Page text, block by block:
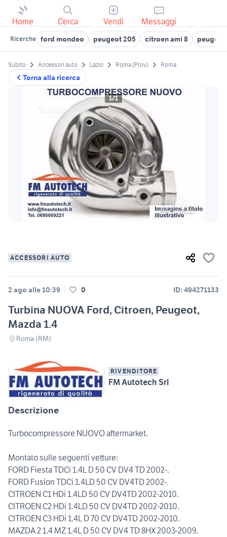
Home Cerca Vendi Messaggi
Ricerche ford mondeo peugeot 205 citroen ami 8
Torna alla ricerca
Subito Accessori auto Lazio Roma (Prov) Roma
1/1
ACCESSORI AUTO
2 ago alle 10:39 0 ID: 494271133
Turbina NUOVA Ford, Citroen, Peugeot,
Mazda 1.4
Roma (RM)
RIVENDITORE
FM Autotech Srl
Descrizione
Turbocompressore NUOVO aftermarket.
Montato sulle seguenti vetture:
FORD Fiesta TDCi 1.4L D 50 CV DV4 TD 2002-.
FORD Fusion TDCi 1.4LD 50 CV DV4TD 2002-.
CITROEN C1 HDi 1.4LD 50 CV DV4TD 2002-2010.
CITROEN C2 HDi 1.4LD 50 CV DV4TD 2002-2010.
CITROEN C3 HDi 1.4L D 70 CV DV4TD 2002-2010.
MAZDA 2 1.4 MZ 1.4L D 50 CV DV4 TD 8HX 2003-2009.